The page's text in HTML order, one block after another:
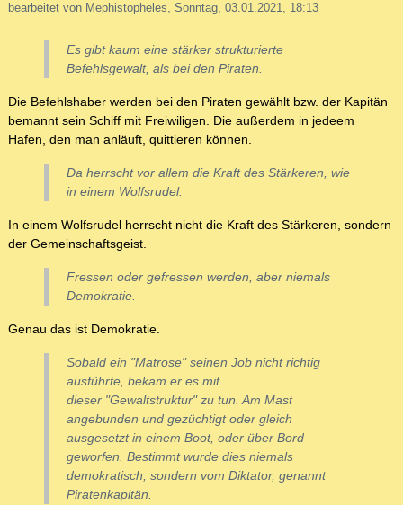
bearbeitet von Mephistopheles, Sonntag, 03.01.2021, 18:13
Es gibt kaum eine stärker strukturierte
Befehlsgewalt, als bei den Piraten.
Die Befehlshaber werden bei den Piraten gewählt bzw. der Kapitän
bemannt sein Schiff mit Freiwiligen. Die außerdem in jedeem
Hafen, den man anläuft, quittieren können.
Da herrscht vor allem die Kraft des Stärkeren, wie
in einem Wolfsrudel.
In einem Wolfsrudel herrscht nicht die Kraft des Stärkeren, sondern
der Gemeinschaftsgeist.
Fressen oder gefressen werden, aber niemals
Demokratie.
Genau das ist Demokratie.
Sobald ein "Matrose" seinen Job nicht richtig
ausführte, bekam er es mit
dieser "Gewaltstruktur" zu tun. Am Mast
angebunden und gezüchtigt oder gleich
ausgesetzt in einem Boot, oder über Bord
geworfen. Bestimmt wurde dies niemals
demokratisch, sondern vom Diktator, genannt
Piratenkapitän.